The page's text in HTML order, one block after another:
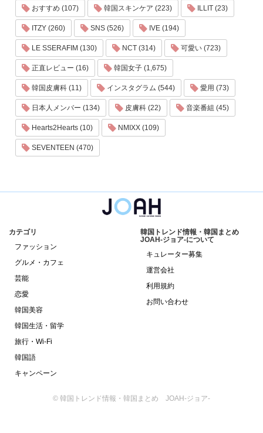
おすすめ (107) 韓国スキンケア (223) ILLIT (23)
ITZY (260) SNS (526) IVE (194)
LE SSERAFIM (130) NCT (314) 可愛い (723)
正直レビュー (16) 韓国女子 (1,675)
韓国皮膚科 (11) インスタグラム (544) 愛用 (73)
日本人メンバー (134) 皮膚科 (22) 音楽番組 (45)
Hearts2Hearts (10) NMIXX (109)
SEVENTEEN (470)
カテゴリ
ファッション
グルメ・カフェ
芸能
恋愛
韓国美容
韓国生活・留学
旅行・Wi-Fi
韓国語
キャンペーン
韓国トレンド情報・韓国まとめ
JOAH-ジョア-について
キュレーター募集
運営会社
利用規約
お問い合わせ
© 韓国トレンド情報・韓国まとめ JOAH-ジョア-